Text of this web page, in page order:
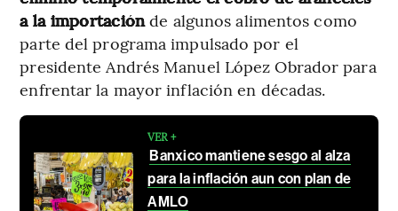
a la importaciónde algunos alimentos como
parte del programa impulsado por el
presidente Andrés Manuel López Obrador para
enfrentar la mayor inflación en décadas.
VER +
Banxico mantiene sesgo al alza
para la inflación aun con plan de
AMLO